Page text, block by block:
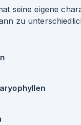
seine eigene
zu